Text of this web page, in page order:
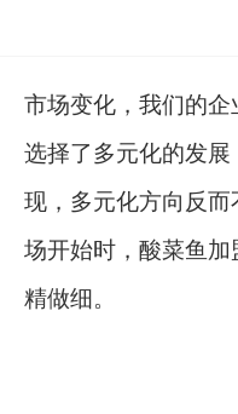
市场变化，我们的
选择了多元化的发
现，多元化方向反
场开始时，酸菜鱼
精做细。